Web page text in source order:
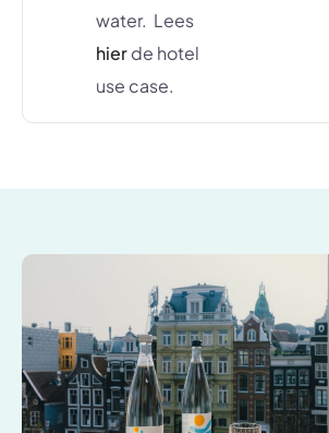
water. Lees
hierde hotel
use case.